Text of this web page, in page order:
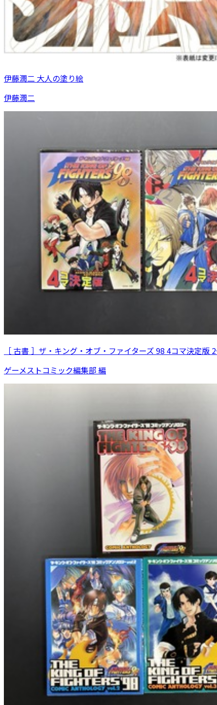
伊藤潤二 大人の塗り絵
伊藤潤二
［ 古書 ］ザ・キング・オブ・ファイターズ 98 4コマ決定版
ゲーメストコミック編集部 編